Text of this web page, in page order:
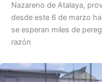
Nazareno de Atalaya,
desde este 6 de marzo
se esperan miles de
razón